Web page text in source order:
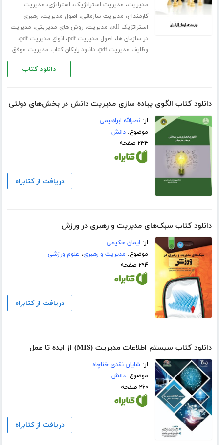
مدیریت، مدیریت استراتژیک، استراتژی، مدیریت
کارمندان، مدیریت سازمانی، اصول مدیریت،رهبری
استراتژیک pdf
، مدیریت،روش های مدیریتی، مدیریت
در سازمان ها، اصول مدیریت pdf ، انواع مدیریت pdf ،
وظایف مدیریت pdf ،دانلود رایگان کتاب مدیریت موفق
دانلود کتاب
دانلود کتاب الگوی پیاده سازی مدیریت دانش در بخش‌های دولتی
از:نصرالله ابراهیمی
موضوع:دانش
۲۳۴ صفحه
دریافت از کتابراه
دانلود کتاب سبک‌های مدیریت و رهبری در ورزش
از: ایمان حکیمی
موضوع: مدیریت و رهبری، علوم ورزشی
۲۹۴ صفحه
دریافت از کتابراه
دانلود کتاب سیستم اطلاعات مدیریت (MIS) از ایده تا عمل
از:شایان نقدی خناچاه
موضوع:دانش
۲۶۰ صفحه
دریافت از کتابراه